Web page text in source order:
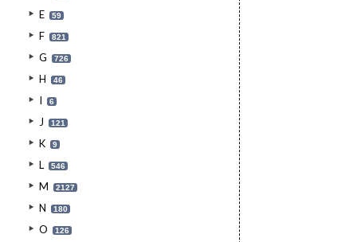
E 59
F 821
G 726
H 46
I 6
J 121
K 9
L 546
M 2127
N 180
O 126